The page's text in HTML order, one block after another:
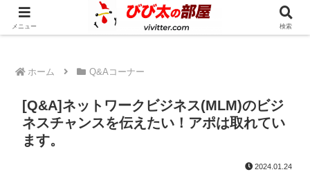
人生の奇跡を一緒に起こしてみませんか？
ホーム Q&Aコーナー
[Q&A]ネットワークビジネス(MLM)のビジ
ネスチャンスを伝えたい！アポは取れてい
ます。
2024.01.24
メニュー 検索